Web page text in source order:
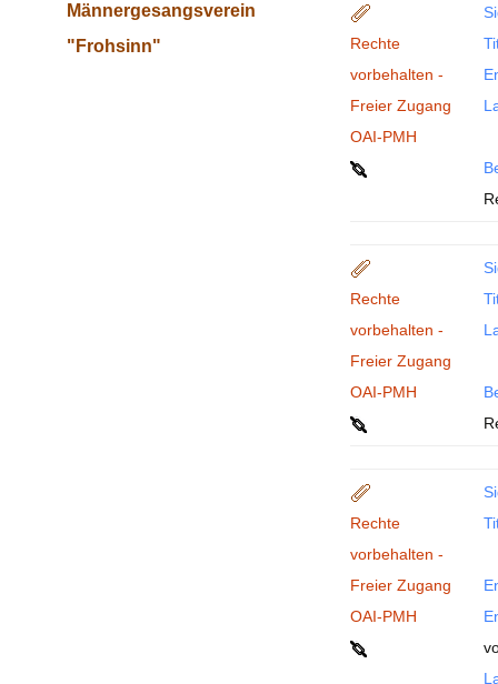
Männergesangsverein
"Frohsinn"
Rechte
vorbehalten -
Freier Zugang
OAI-PMH
Rechte
vorbehalten -
Freier Zugang
OAI-PMH
Rechte
vorbehalten -
Freier Zugang
OAI-PMH